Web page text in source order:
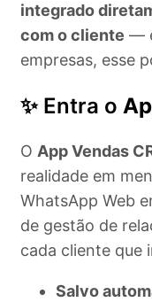
integrado
com o cliente —
empresas, esse
✨ Entra o
O App Vendas
realidade em
WhatsApp Web
de gestão de
cada cliente que
Salvo